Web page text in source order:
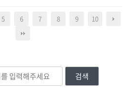
5 6 7 8 9 10
검색